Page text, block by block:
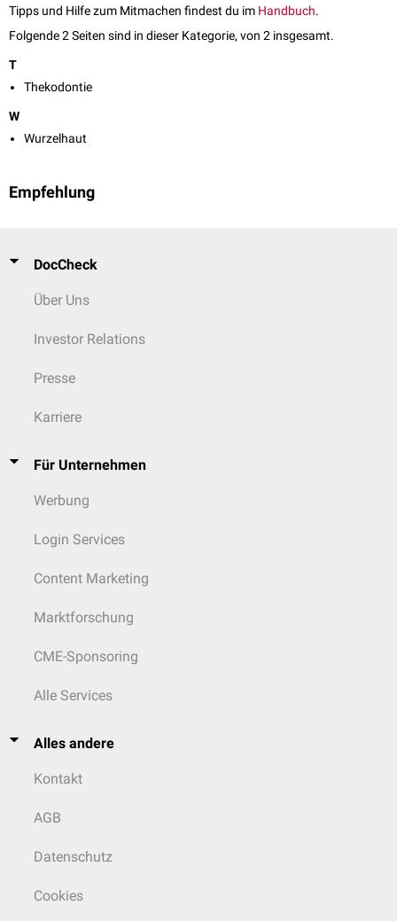
Tipps und Hilfe zum Mitmachen findest du im Handbuch.
Folgende 2 Seiten sind in dieser Kategorie, von 2 insgesamt.
T
Thekodontie
W
Wurzelhaut
Empfehlung
DocCheck
Über Uns
Investor Relations
Presse
Karriere
Für Unternehmen
Werbung
Login Services
Content Marketing
Marktforschung
CME-Sponsoring
Alle Services
Alles andere
Kontakt
AGB
Datenschutz
Cookies